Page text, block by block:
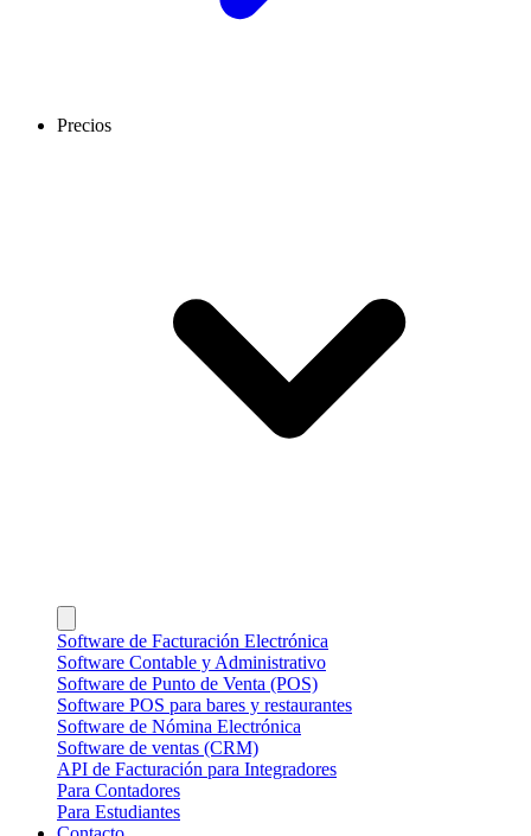
Precios
Software de Facturación Electrónica
Software Contable y Administrativo
Software de Punto de Venta (POS)
Software POS para bares y restaurantes
Software de Nómina Electrónica
Software de ventas (CRM)
API de Facturación para Integradores
Para Contadores
Para Estudiantes